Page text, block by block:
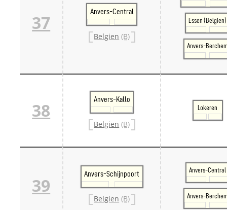
37
Anvers-Central
Belgien (B)
Essen (Belgien)
Anvers-
38
Anvers-Kallo
Belgien (B)
Lokeren
39
Anvers-Schijnpoort
Belgien (B)
Anvers-Central
Anvers-